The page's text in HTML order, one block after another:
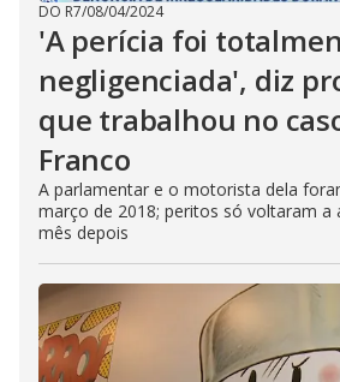
DO R7/08/04/2024
'A perícia foi
negligenciada', diz
que trabalhou no
Franco
A parlamentar e o motorista dela
março de 2018; peritos só voltaram a
mês depois